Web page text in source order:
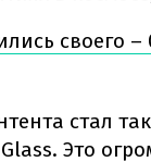
своего –
стал
Это